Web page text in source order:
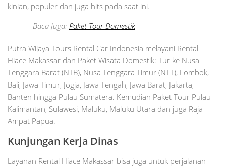
kinian, populer dan juga hits pada saat ini.
Baca Juga: Paket Tour Domestik
Putra Wijaya Tours Rental Car Indonesia melayani Rental
Hiace Makassar dan Paket Wisata Domestik: Tur ke Nusa
Tenggara Barat (NTB), Nusa Tenggara Timur (NTT), Lombok,
Bali, Jawa Timur, Jogja, Jawa Tengah, Jawa Barat, Jakarta,
Banten hingga Pulau Sumatera. Kemudian Paket Tour Pulau
Kalimantan, Sulawesi, Maluku, Maluku Utara dan juga Raja
Ampat Papua.
Kunjungan Kerja Dinas
Layanan Rental Hiace Makassar bisa juga untuk perjalanan